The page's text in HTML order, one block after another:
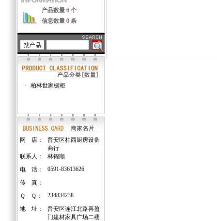
产品数量 6 个
信息数量 0 条
· 柏林世家橱柜
网 店：
晋安区柏西厨房设备
商行
联系人：
林锦顺
电 话：
0591-83613626
传 真：
Ｑ Ｑ：
234834238
地 址：
晋安区连江北路喜盈
门建材家具广场二楼